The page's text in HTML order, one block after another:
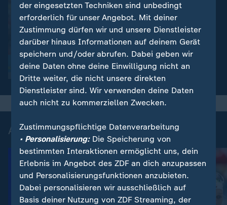
"Nicht fair" und "skandalös":
Biathlon-Stars kritisieren
neue Startregel
Aktuelle Videos zum Wintersport
der eingesetzten Techniken sind unbedingt
erforderlich für unser Angebot. Mit deiner
Zustimmung dürfen wir und unsere Dienstleister
darüber hinaus Informationen auf deinem Gerät
speichern und/oder abrufen. Dabei geben wir
deine Daten ohne deine Einwilligung nicht an
Dritte weiter, die nicht unsere direkten
Dienstleister sind. Wir verwenden deine Daten
auch nicht zu kommerziellen Zwecken.
Zustimmungspflichtige Datenverarbeitung
• Personalisierung:Die Speicherung von
bestimmten Interaktionen ermöglicht uns, dein
Erlebnis im Angebot des ZDF an dich anzupassen
und Personalisierungsfunktionen anzubieten.
Dabei personalisieren wir ausschließlich auf
Basis deiner Nutzung von ZDF Streaming, der